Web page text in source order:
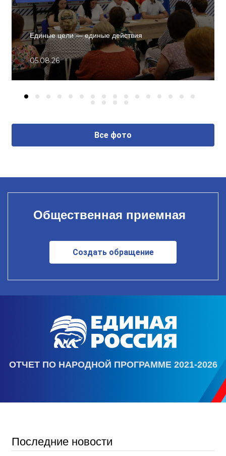
Единые цели — единые действия
05.08.26
Все фото
Общественная приемная
Создать обращение
ОТЧЕТ ПО НАРОДНОЙ ПРОГРАММЕ 2021-2026
Последние новости